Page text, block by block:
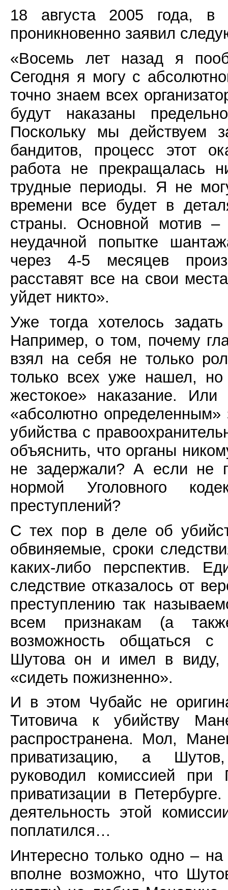
18 августа 2005 года, в
проникновенно заявил
«Восемь лет назад я
Сегодня я могу с
точно знаем всех
будут наказаны
Поскольку мы действуем
бандитов, процесс этот
работа не
трудные периоды. Я не
времени все будет в
страны. Основной мотив –
неудачной попытке
через 4-5 месяцев
расставят все на свои
уйдет никто».
Уже тогда хотелось
Например, о том, почему
взял на себя не только
только всех уже нашел,
жестокое» наказание.
«абсолютно определенным»
убийства с
объяснить, что органы
не задержали? А если не
нормой Уголовного
преступлений?
С тех пор в деле об
обвиняемые, сроки
каких-либо перспектив.
следствие отказалось от
преступлению так
всем признакам (а
возможность общаться с
Шутова он и имел в виду,
«сидеть пожизненно».
И в этом Чубайс не
Титовича к убийству
распространена. Мол,
приватизацию, а Шутов,
руководил комиссией при
приватизации в
деятельность этой
поплатился…
Интересно только одно –
вполне возможно, что